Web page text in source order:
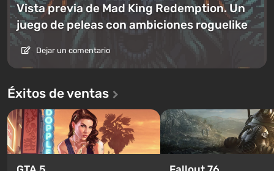
Vista previa de Mad King Redemption. Un
juego de peleas con ambiciones roguelike
Dejar un comentario
Éxitos de ventas